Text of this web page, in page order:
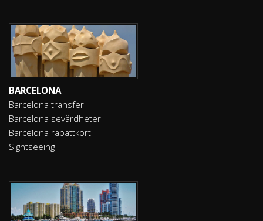
BARCELONA
Barcelona transfer
Barcelona sevärdheter
Barcelona rabattkort
Sightseeing